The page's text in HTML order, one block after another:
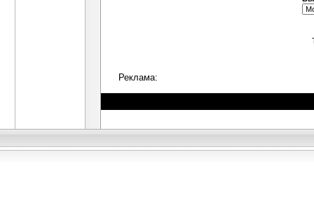
Реклама: